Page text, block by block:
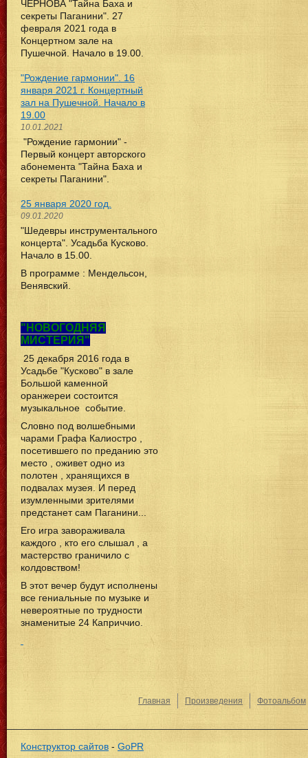
ЧЕРНОВА "Тайна Баха и
секреты Паганини". 27
февраля 2021 года в
Концертном зале на
Пушечной. Начало в 19.00.
"Рождение гармонии". 16
января 2021 г. Концертный
зал на Пушечной. Начало в
19.00
10.01.2021
"Рождение гармонии" -
Первый концерт авторского
абонемента "Тайна Баха и
секреты Паганини".
25 января 2020 год.
09.01.2020
"Шедевры инструментального
концерта". Усадьба Кусково.
Начало в 15.00.
В программе : Мендельсон,
Венявский.
"НОВОГОДНЯЯ
МИСТЕРИЯ"
25 декабря 2016 года в
Усадьбе "Кусково" в зале
Большой каменной
оранжереи состоится
музыкальное событие.
Словно под волшебными
чарами Графа Калиостро ,
посетившего по преданию это
место , оживет одно из
полотен , хранящихся в
подвалах музея. И перед
изумленными зрителями
предстанет сам Паганини...
Его игра завораживала
каждого , кто его слышал , а
мастерство граничило с
колдовством!
В этот вечер будут исполнены
все гениальные по музыке и
невероятные по трудности
знаменитые 24 Каприччио.
Главная Произведения Фотоальбом
Конструктор сайтов - GoPR